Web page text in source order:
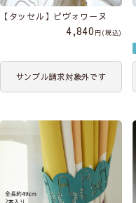
【タッセル】ピヴォワーヌ
4,840 税込
サンプル請求対象外です